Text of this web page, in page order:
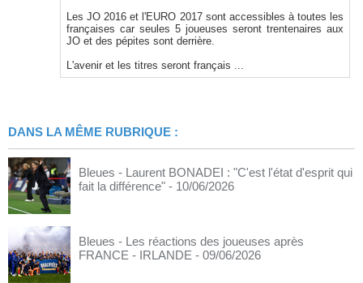
Les JO 2016 et l'EURO 2017 sont accessibles à toutes les
françaises car seules 5 joueuses seront trentenaires aux
JO et des pépites sont derrière.
L'avenir et les titres seront français ...
DANS LA MÊME RUBRIQUE :
Bleues - Laurent BONADEI : "C'est l'état d'esprit qui
fait la différence" - 10/06/2026
Bleues - Les réactions des joueuses après
FRANCE - IRLANDE - 09/06/2026